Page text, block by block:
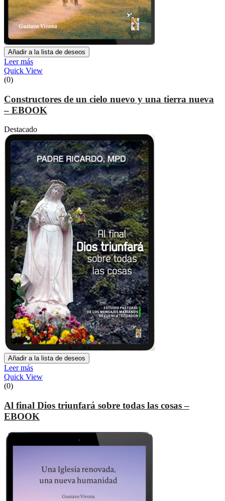
Añadir a la lista de deseos
Leer más
Quick View
(0)
Constructores de un cielo nuevo y una tierra nueva
– EBOOK
Destacado
Añadir a la lista de deseos
Leer más
Quick View
(0)
Al final Dios triunfará sobre todas las cosas –
EBOOK